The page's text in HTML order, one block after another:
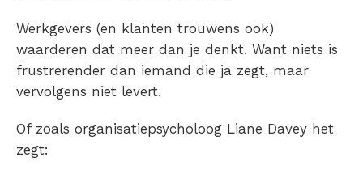
Werkgevers (en klanten trouwens ook)
waarderen dat meer dan je denkt. Want niets is
frustrerender dan iemand die ja zegt, maar
vervolgens niet levert.
Of zoals organisatiepsycholoog Liane Davey het
zegt: